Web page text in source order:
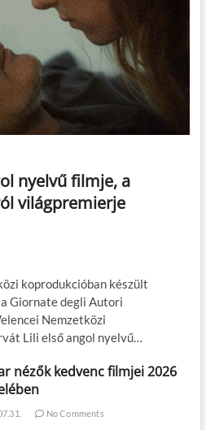
nyelvű filmje, a
világpremierje
koprodukcióban készült
Giornate degli Autori
Nemzetközi
Lili első angol nyelvű…
nézők kedvenc filmjei 2026
No Comments